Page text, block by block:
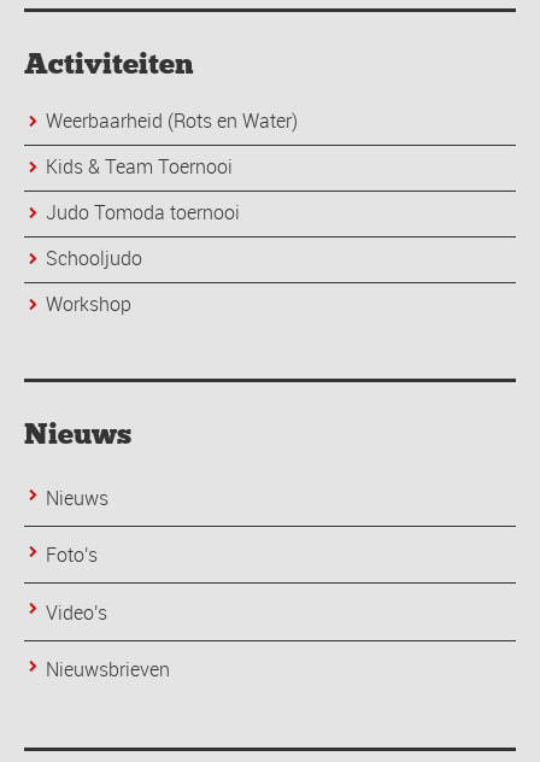
Activiteiten
Weerbaarheid (Rots en Water)
Kids & Team Toernooi
Judo Tomoda toernooi
Schooljudo
Workshop
Nieuws
Nieuws
Foto's
Video's
Nieuwsbrieven